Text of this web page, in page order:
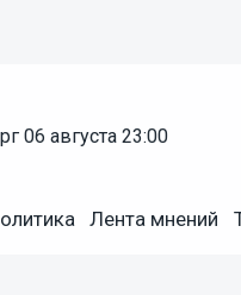
06 августа 23:00
Лента мнений